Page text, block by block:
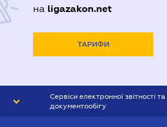
на ligazakon.net
ТАРИФИ
Сервіси електронної звітності та
документообігу